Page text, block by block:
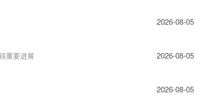
2026-08-05
重要进展 2026-08-05
2026-08-05